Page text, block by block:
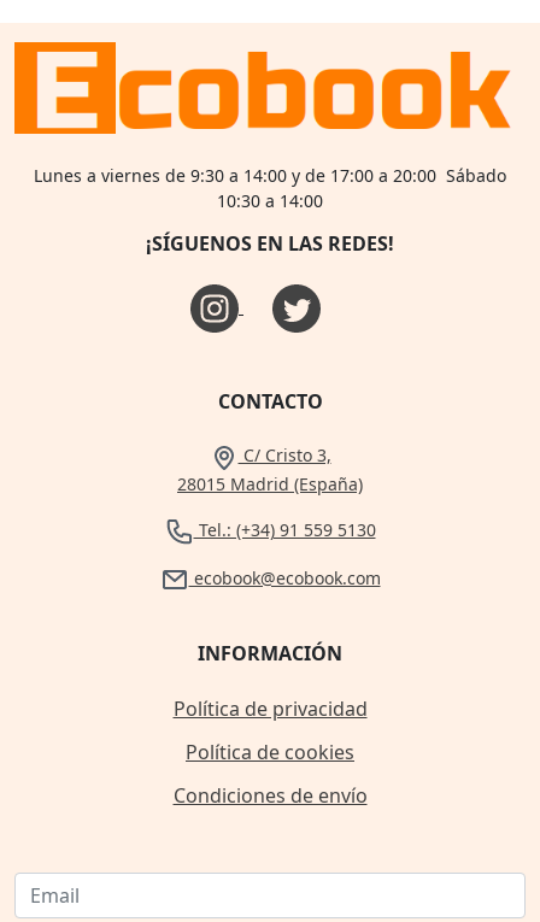
Lunes a viernes de 9:30 a 14:00 y de 17:00 a 20:00 Sábado
10:30 a 14:00
¡SÍGUENOS EN LAS REDES!
CONTACTO
C/ Cristo 3,
28015 Madrid (España)
Tel.: (+34) 91 559 5130
ecobook@ecobook.com
INFORMACIÓN
Política de privacidad
Política de cookies
Condiciones de envío